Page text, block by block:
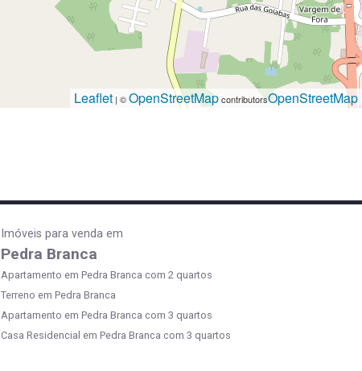
Leaflet | ©OpenStreetMapcontributorsOpenStreetMap
Imóveis para venda em
Pedra Branca
Apartamento em Pedra Branca com 2 quartos
Terreno em Pedra Branca
Apartamento em Pedra Branca com 3 quartos
Casa Residencial em Pedra Branca com 3 quartos